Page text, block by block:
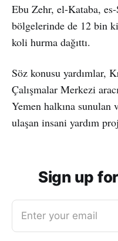
Ebu Zehr, el-Kataba,
bölgelerinde de 12 bin
koli hurma dağıttı.
Söz konusu yardımlar,
Çalışmalar Merkezi
Yemen halkına sunulan
ulaşan insani yardım
Sign up
Enter your email